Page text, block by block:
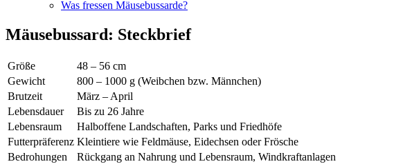
Was fressen Mäusebussarde?
Mäusebussard: Steckbrief
Größe
48 – 56 cm
Gewicht
800 – 1000 g (Weibchen bzw. Männchen)
Brutzeit
März – April
Lebensdauer
Bis zu 26 Jahre
Lebensraum
Halboffene Landschaften, Parks und Friedhöfe
Futterpräferenz Kleintiere wie Feldmäuse, Eidechsen oder Frösche
Bedrohungen
Rückgang an Nahrung und Lebensraum, Windkraftanlagen